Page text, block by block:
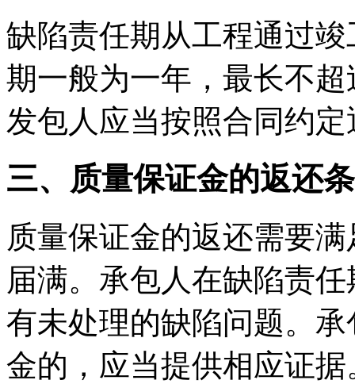
缺陷责任期从工程通过
期一般为一年，最长不
发包人应当按照合同约
三、质量保证金的返还
质量保证金的返还需要
届满。承包人在缺陷责
有未处理的缺陷问题。
金的，应当提供相应证据